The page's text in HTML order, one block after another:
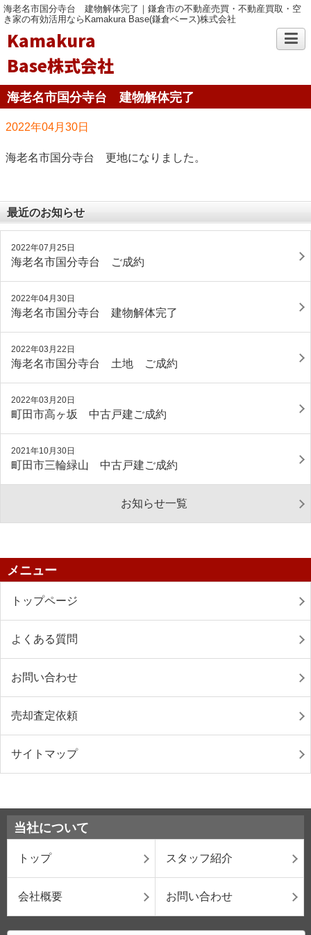
海老名市国分寺台 建物解体完了｜鎌倉市の不動産売買・不動産買取・空
き家の有効活用ならKamakura Base(鎌倉ベース)株式会社
Kamakura
Base株式会社
海老名市国分寺台 建物解体完了
2022年04月30日
海老名市国分寺台 更地になりました。
最近のお知らせ
2022年07月25日
海老名市国分寺台 ご成約
2022年04月30日
海老名市国分寺台 建物解体完了
2022年03月22日
海老名市国分寺台 土地 ご成約
2022年03月20日
町田市高ヶ坂 中古戸建ご成約
2021年10月30日
町田市三輪緑山 中古戸建ご成約
お知らせ一覧
メニュー
トップページ
よくある質問
お問い合わせ
売却査定依頼
サイトマップ
当社について
トップ スタッフ紹介
会社概要 お問い合わせ